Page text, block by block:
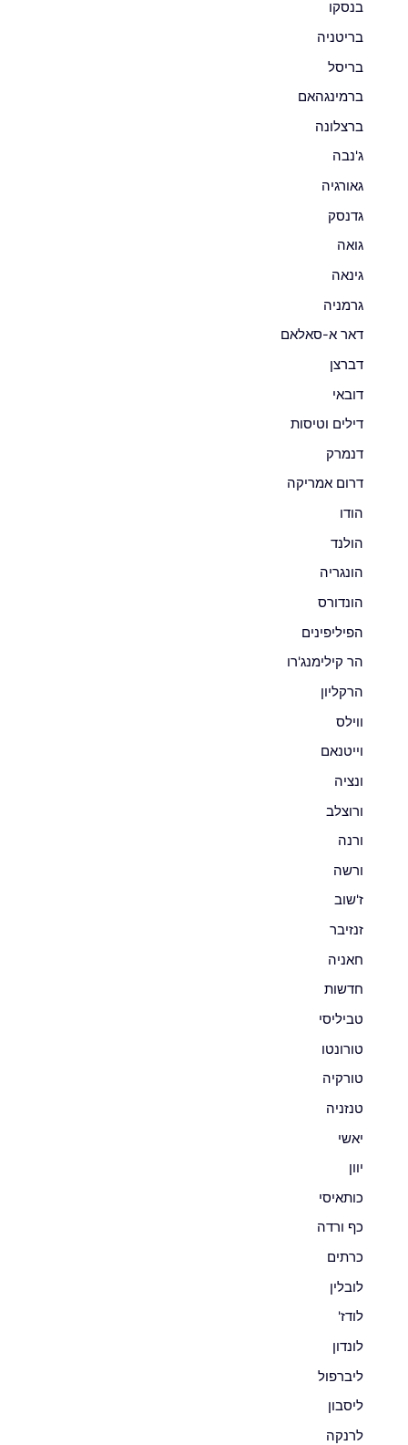
בנסקו
בריטניה
בריסל
ברמינגהאם
ברצלונה
ג'נבה
גאורגיה
גדנסק
גואה
גינאה
גרמניה
דאר א-סאלאם
דברצן
דובאי
דילים וטיסות
דנמרק
דרום אמריקה
הודו
הולנד
הונגריה
הונדורס
הפיליפינים
הר קילימנג'רו
הרקליון
ווילס
וייטנאם
ונציה
ורוצלב
ורנה
ורשה
ז'שוב
זנזיבר
חאניה
חדשות
טביליסי
טורונטו
טורקיה
טנזניה
יאשי
יוון
כותאיסי
כף ורדה
כרתים
לובלין
לודז'
לונדון
ליברפול
ליסבון
לרנקה